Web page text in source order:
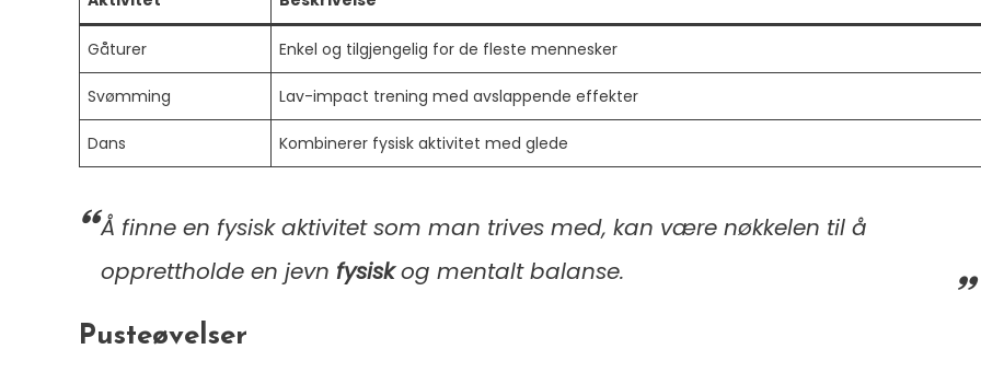
Gåturer Enkel og tilgjengelig for de fleste mennesker
Svømming Lav-impact trening med avslappende effekter
Dans Kombinerer fysisk aktivitet med glede
Å finne en fysisk aktivitet som man trives med, kan være nøkkelen til å
opprettholde en jevn fysiskog mentaltbalanse.
Pusteøvelser